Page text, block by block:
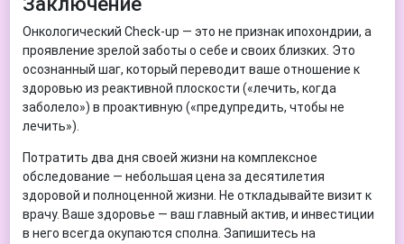
Онкологический Check-up — это не признак ипохондрии, а
проявление зрелой заботы о себе и своих близких. Это
осознанный шаг, который переводит ваше отношение к
здоровью из реактивной плоскости («лечить, когда
заболело») в проактивную («предупредить, чтобы не
лечить»).
Потратить два дня своей жизни на комплексное
обследование — небольшая цена за десятилетия
здоровой и полноценной жизни. Не откладывайте визит к
врачу. Ваше здоровье — ваш главный актив, и инвестиции
в него всегда окупаются сполна. Запишитесь на